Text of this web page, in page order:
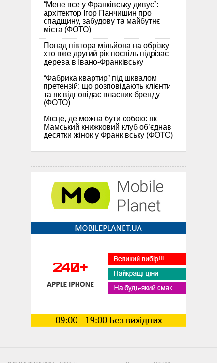
“Мене все у Франківську дивує”:
архітектор Ігор Панчишин про
спадщину, забудову та майбутнє
міста (ФОТО)
Понад півтора мільйона на обрізку:
хто вже другий рік поспіль підрізає
дерева в Івано-Франківську
“Фабрика квартир” під шквалом
претензій: що розповідають клієнти
та як відповідає власник бренду
(ФОТО)
Місце, де можна бути собою: як
Мамський книжковий клуб об’єднав
десятки жінок у Франківську (ФОТО)